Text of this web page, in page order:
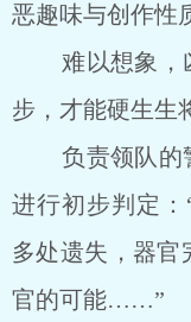
恶趣味与创作性
难以想象，凶
步，才能硬生生
负责领队的警
进行初步判定
多处遗失，器官
官的可能……”